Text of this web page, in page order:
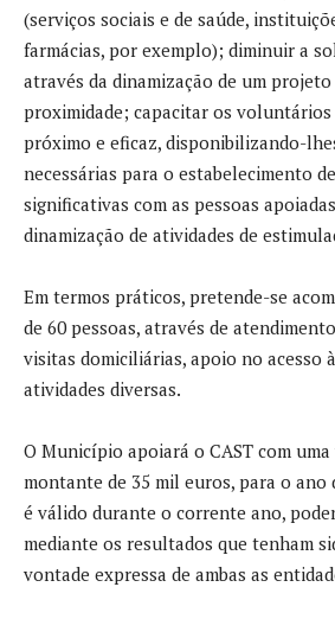
(serviços sociais e de saúde,
farmácias, por exemplo); diminuir a
através da dinamização de um
proximidade; capacitar os
próximo e eficaz, disponibilizando-
necessárias para o estabelecimento
significativas com as pessoas
dinamização de atividades de
Em termos práticos, pretende-se
de 60 pessoas, através de
visitas domiciliárias, apoio no acesso
atividades diversas.
O Município apoiará o CAST com
montante de 35 mil euros, para o ano
é válido durante o corrente ano,
mediante os resultados que tenham
vontade expressa de ambas as